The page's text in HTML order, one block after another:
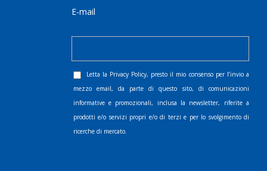
E-mail
Letta la Privacy Policy, presto il mio consenso per l’invio a
mezzo email, da parte di questo sito, di comunicazioni
informative e promozionali, inclusa la newsletter, riferite a
prodotti e/o servizi propri e/o di terzi e per lo svolgimento di
ricerche di mercato.